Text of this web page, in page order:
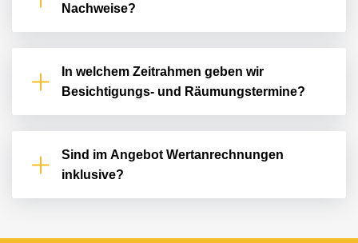
Nachweise?
In welchem Zeitrahmen geben wir
Besichtigungs- und Räumungstermine?
Sind im Angebot Wertanrechnungen
inklusive?